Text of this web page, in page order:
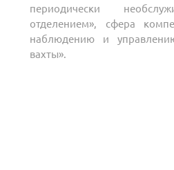
периодически
отделением», сфера
наблюдению и
вахты».